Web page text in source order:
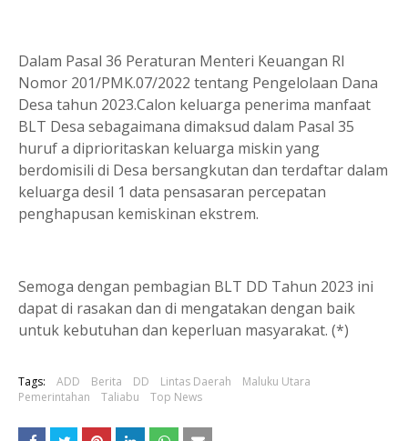
Dalam Pasal 36 Peraturan Menteri Keuangan RI
Nomor 201/PMK.07/2022 tentang Pengelolaan Dana
Desa tahun 2023.Calon keluarga penerima manfaat
BLT Desa sebagaimana dimaksud dalam Pasal 35
huruf a diprioritaskan keluarga miskin yang
berdomisili di Desa bersangkutan dan terdaftar dalam
keluarga desil 1 data pensasaran percepatan
penghapusan kemiskinan ekstrem.
Semoga dengan pembagian BLT DD Tahun 2023 ini
dapat di rasakan dan di mengatakan dengan baik
untuk kebutuhan dan keperluan masyarakat. (*)
Tags: ADD Berita DD Lintas Daerah
Maluku Utara
Pemerintahan
Taliabu Top News